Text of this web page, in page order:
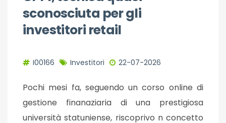
sconosciuta per gli
investitori retail
I00166 Investitori 22-07-2026
Pochi mesi fa, seguendo un corso online di
gestione finanaziaria di una prestigiosa
università statuniense, riscoprivo n concetto